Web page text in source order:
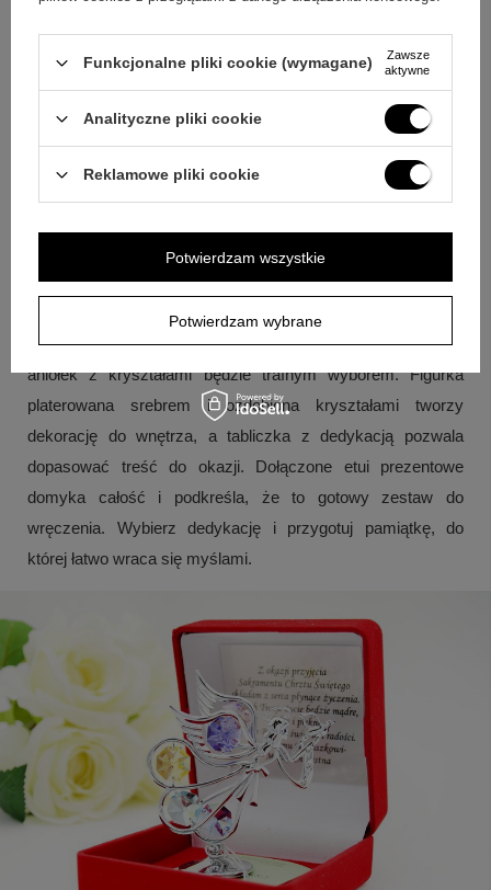
Odpowiedź:
Tak, w zestawie znajduje się tabliczka z indywidualną
Odpowiedź:Kolor etui prezentowego to czerwony lub
Jeśli chcesz podarować symboliczny upominek, który
jednocześnie ma osobisty charakter, ten posrebrzany
aniołek z kryształami będzie trafnym wyborem. Figurka
platerowana srebrem i ozdobiona kryształami tworzy
dekorację do wnętrza, a tabliczka z dedykacją pozwala
dopasować treść do okazji. Dołączone etui prezentowe
domyka całość i podkreśla, że to gotowy zestaw do
wręczenia. Wybierz dedykację i przygotuj pamiątkę, do
której łatwo wraca się myślami.
Funkcjonalne pliki cookie (wymagane)
Zawsze
aktywne
Analityczne pliki cookie
Reklamowe pliki cookie
Potwierdzam wybrane
Potwierdzam wszystkie